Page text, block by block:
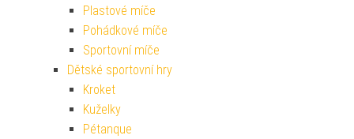
Plastové míče
Pohádkové míče
Sportovní míče
Dětské sportovní hry
Kroket
Kuželky
Pétanque